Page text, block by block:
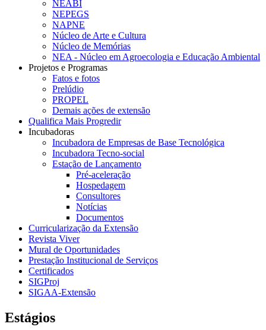
NEABI
NEPEGS
NAPNE
Núcleo de Arte e Cultura
Núcleo de Memórias
NEA - Núcleo em Agroecologia e Educação Ambiental
Projetos e Programas
Fatos e fotos
Prelúdio
PROPEL
Demais ações de extensão
Qualifica Mais Progredir
Incubadoras
Incubadora de Empresas de Base Tecnológica
Incubadora Tecno-social
Estação de Lançamento
Pré-aceleração
Hospedagem
Consultores
Notícias
Documentos
Curricularização da Extensão
Revista Viver
Mural de Oportunidades
Prestação Institucional de Serviços
Certificados
SIGProj
SIGAA-Extensão
Estágios